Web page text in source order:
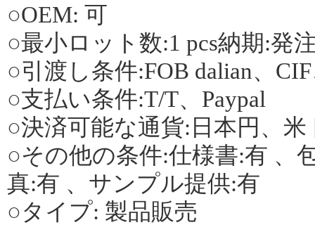
○OEM: 可
○最小ロット数:1 pcs納期:発
○引渡し条件:FOB dalian、
○支払い条件:T/T、Paypal
○決済可能な通貨:日本円、米
○その他の条件:仕様書:有 、
真:有 、サンプル提供:有
○タイプ: 製品販売